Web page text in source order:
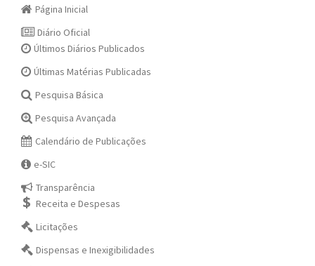
Página Inicial
Diário Oficial
Últimos Diários Publicados
Últimas Matérias Publicadas
Pesquisa Básica
Pesquisa Avançada
Calendário de Publicações
e-SIC
Transparência
Receita e Despesas
Licitações
Dispensas e Inexigibilidades